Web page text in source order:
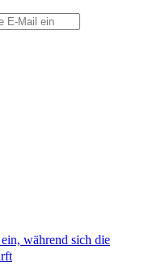
während sich die